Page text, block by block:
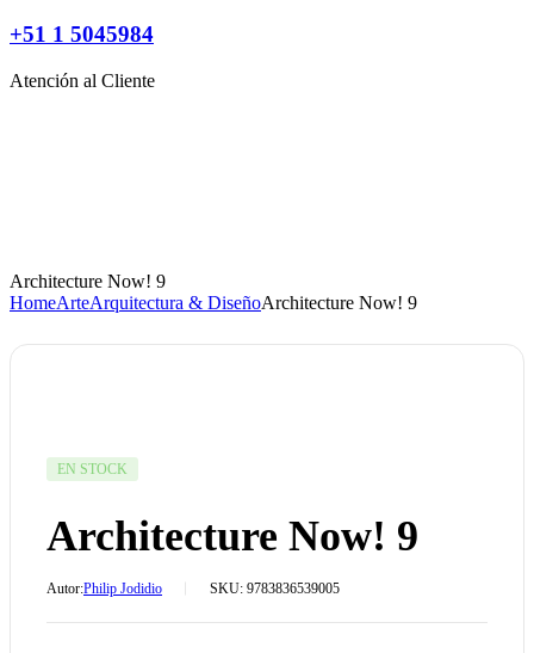
+51 1 5045984
Atención al Cliente
Architecture Now! 9
HomeArteArquitectura & DiseñoArchitecture Now! 9
DISPONIBILIDAD:
EN STOCK
Architecture Now! 9
Autor:Philip Jodidio SKU: 9783836539005